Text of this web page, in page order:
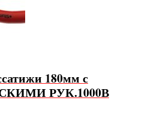
180мм с
РУК.1000В